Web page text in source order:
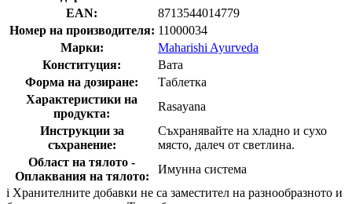
EAN:
8713544014779
Номер на производителя: 11000034
Марки:
Maharishi Ayurveda
Конституция:
Вата
Форма на дозиране:
Таблетка
Характеристики на
продукта:
Rasayana
Инструкции за
съхранение:
Съхранявайте на хладно и сухо
място, далеч от светлина.
Област на тялото -
Оплаквания на тялото:
Имунна система
i Хранителните добавки не са заместител на разнообразното и